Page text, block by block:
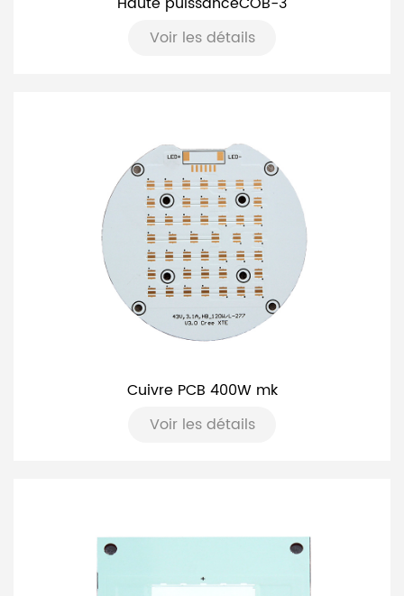
Voir les détails
Cuivre PCB 400W mk
Voir les détails